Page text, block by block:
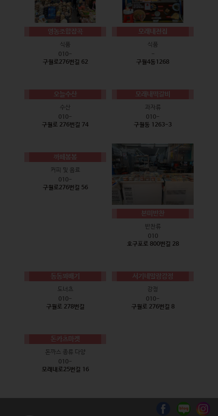
영농조합잡곡
식품
010-
구월로276번길 62
모래내전집
식품
-
구월4동1268
오늘수산
수산
010-
구월로 276번길 74
모래내떡갈비
과자류
010-
구월동 1263-3
까페봄봄
커피 및 음료
010-
구월로276번길 56
본미반찬
반찬류
010
호구포로 800번길 28
동동꽈배기
도너츠
010-
구월로 278번길
서기네말랑강정
강정
010-
구월로 276번길 8
돈카츠마켓
돈까스 종류 다양
010-
모래내로25번길 16